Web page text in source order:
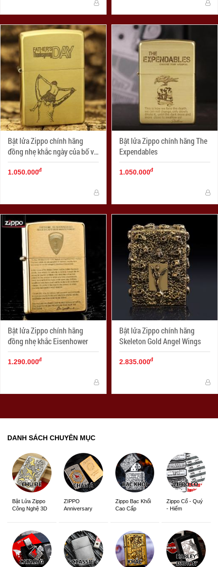
Bật lửa Zippo chính hãng
đồng nhẹ khắc ngày của bố vô
cùng ý nghĩa
1.050.000đ
Bật lửa Zippo chính hãng The
Expendables
1.050.000đ
Bật lửa Zippo chính hãng
đồng nhẹ khắc Eisenhower
1.290.000đ
Bật lửa Zippo chính hãng
Skeleton Gold Angel Wings
2.835.000đ
DANH SÁCH CHUYÊN MỤC
Bật Lửa Zippo
Công Nghệ 3D
ZIPPO
Anniversary
Zippo Bạc Khối
Cao Cấp
Zippo Cổ - Quý
- Hiếm